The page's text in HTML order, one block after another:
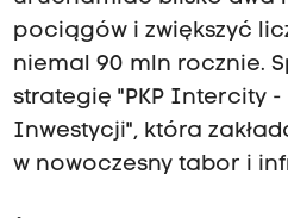
pociągów i zwiększyć
niemal 90 mln rocznie.
strategię "PKP Intercity -
Inwestycji", która
w nowoczesny tabor i